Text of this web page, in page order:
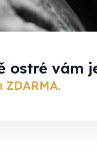
ostré vám